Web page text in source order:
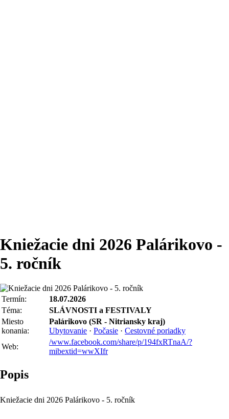
Kniežacie dni 2026 Palárikovo -
5. ročník
Termín:
18.07.2026
Téma:
SLÁVNOSTI a FESTIVALY
Miesto
konania:
Palárikovo (SR - Nitriansky kraj)
Ubytovanie · Počasie · Cestovné poriadky
Web:
/www.facebook.com/share/p/194fxRTnaA/?
mibextid=wwXIfr
Popis
Kniežacie dni 2026 Palárikovo - 5. ročník